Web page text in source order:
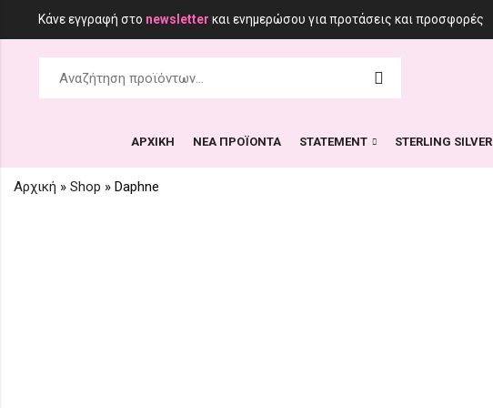
Κάνε εγγραφή στο newsletter και ενημερώσου για προτάσεις και προσφορές
ΑΡΧΙΚΗ ΝΕΑ ΠΡΟΪΟΝΤΑ STATEMENT STERLING SILVER
Αρχική » Shop » Daphne